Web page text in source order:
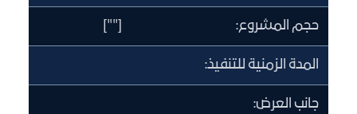
حجم المشروع: [""]
المدة الزمنية للتنفيذ:
جانب العرض: